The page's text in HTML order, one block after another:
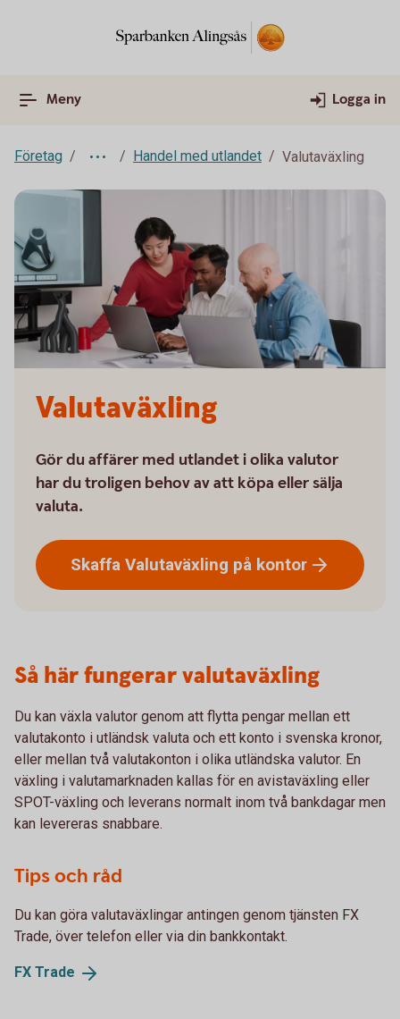
Meny Logga in
Företag Handel med utlandet Valutaväxling
Valutaväxling
Gör du affärer med utlandet i olika valutor
har du troligen behov av att köpa eller sälja
valuta.
Skaffa Valutaväxling på kontor
Så här fungerar valutaväxling
Du kan växla valutor genom att flytta pengar mellan ett
valutakonto i utländsk valuta och ett konto i svenska kronor,
eller mellan två valutakonton i olika utländska valutor. En
växling i valutamarknaden kallas för en avistaväxling eller
SPOT-växling och leverans normalt inom två bankdagar men
kan levereras snabbare.
Tips och råd
Du kan göra valutaväxlingar antingen genom tjänsten FX
Trade, över telefon eller via din bankkontakt.
FX Trade